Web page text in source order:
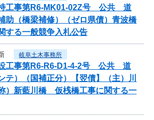
持工事第R6-MK01-02Z号 公共 道
助（橋梁補修）（ゼロ県債）青波橋
する一般競争入札公告
岐阜土木事務所
設工事第R6-R6-D1-4-2号 公共 道
テ）（国補正分）【翌債】（主）川
）新藍川橋 仮桟橋工事に関する一